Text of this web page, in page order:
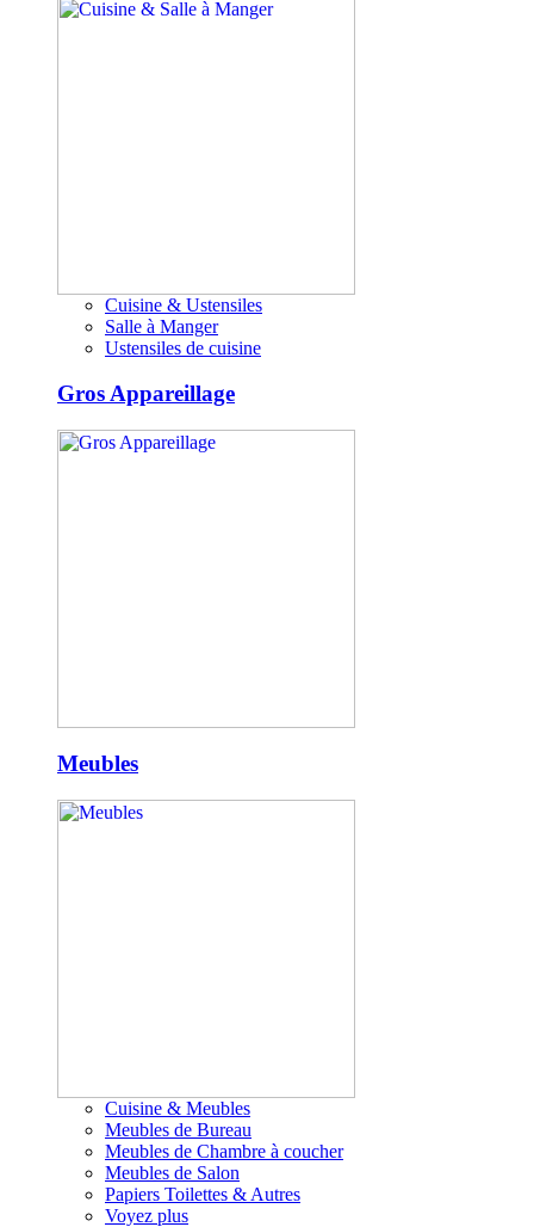
Cuisine & Ustensiles
Salle à Manger
Ustensiles de cuisine
Gros Appareillage
Meubles
Cuisine & Meubles
Meubles de Bureau
Meubles de Chambre à coucher
Meubles de Salon
Papiers Toilettes & Autres
Voyez plus